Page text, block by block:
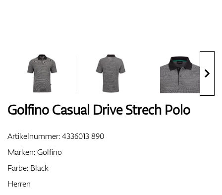
Bags
Golfino Casual Drive Strech Polo
Artikelnummer:4336013 890
Marken:Golfino
Farbe: Black
Herren